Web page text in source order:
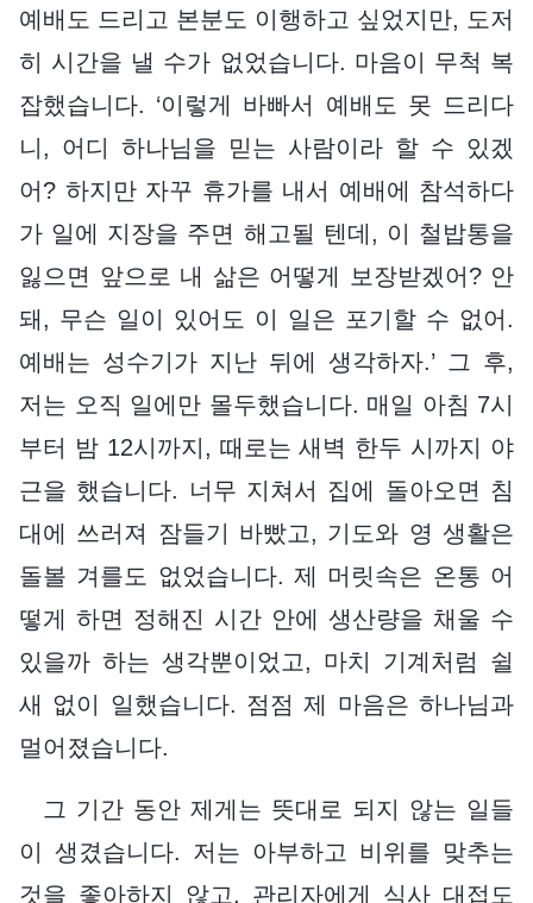
예배도 드리고 본분도 이행하고 싶었지만, 도저
히 시간을 낼 수가 없었습니다. 마음이 무척 복
잡했습니다. ‘이렇게 바빠서 예배도 못 드리다
니, 어디 하나님을 믿는 사람이라 할 수 있겠
어? 하지만 자꾸 휴가를 내서 예배에 참석하다
가 일에 지장을 주면 해고될 텐데, 이 철밥통을
잃으면 앞으로 내 삶은 어떻게 보장받겠어? 안
돼, 무슨 일이 있어도 이 일은 포기할 수 없어.
예배는 성수기가 지난 뒤에 생각하자.’ 그 후,
저는 오직 일에만 몰두했습니다. 매일 아침 7시
부터 밤 12시까지, 때로는 새벽 한두 시까지 야
근을 했습니다. 너무 지쳐서 집에 돌아오면 침
대에 쓰러져 잠들기 바빴고, 기도와 영 생활은
돌볼 겨를도 없었습니다. 제 머릿속은 온통 어
떻게 하면 정해진 시간 안에 생산량을 채울 수
있을까 하는 생각뿐이었고, 마치 기계처럼 쉴
새 없이 일했습니다. 점점 제 마음은 하나님과
멀어졌습니다.
그 기간 동안 제게는 뜻대로 되지 않는 일들
이 생겼습니다. 저는 아부하고 비위를 맞추는
것을 좋아하지 않고, 관리자에게 식사 대접도